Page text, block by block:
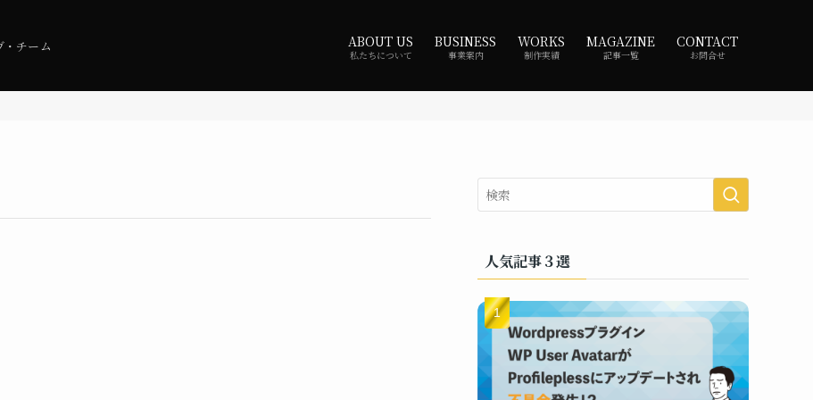
チーム ABOUT US
私たちについて
BUSINESS
事業案内
WORKS
制作実績
MAGAZINE
記事一覧
CONTACT
お問合せ
人気記事３選